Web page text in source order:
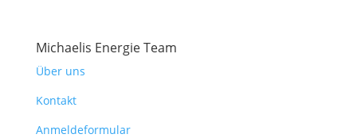
Michaelis Energie Team
Über uns
Kontakt
Anmeldeformular